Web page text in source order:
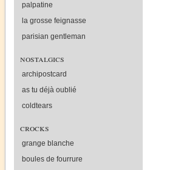
palpatine
la grosse feignasse
parisian gentleman
nostalgics
archipostcard
as tu déjà oublié
coldtears
crocks
grange blanche
boules de fourrure